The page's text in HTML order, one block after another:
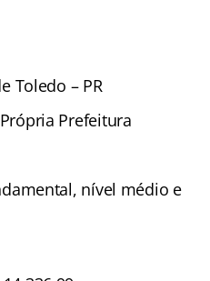
Toledo – PR
Prefeitura
nível médio e